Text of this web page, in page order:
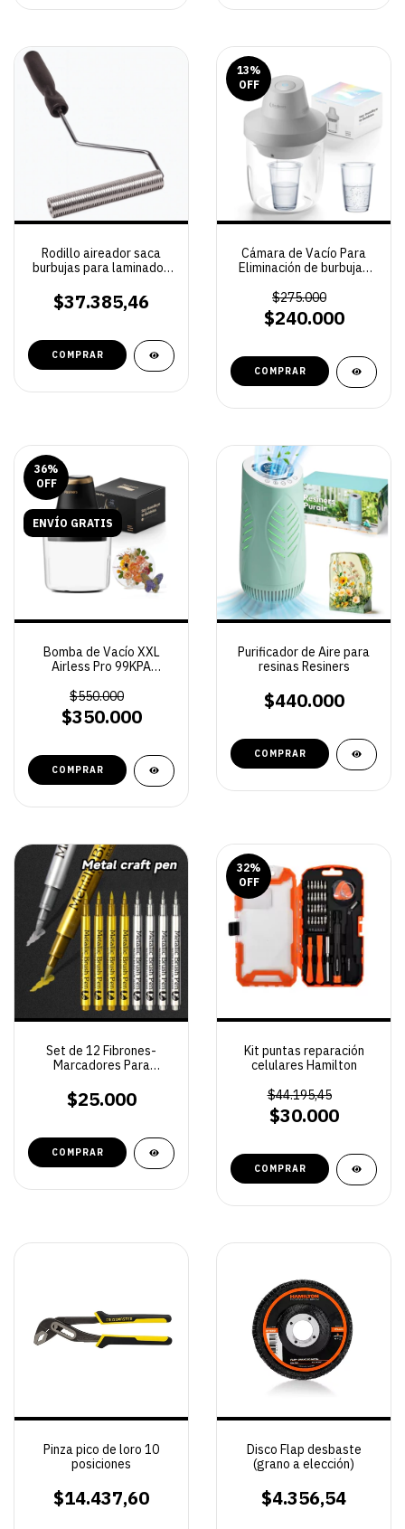
Rodillo aireador saca
burbujas para laminados
$37.385,46
COMPRAR
13%
OFF
Cámara de Vacío Para
Eliminación de burbujas
$275.000
$240.000
36%
OFF
ENVÍO GRATIS
Bomba de Vacío XXL
Airless Pro 99KPA
$550.000
$350.000
Purificador de Aire para
resinas Resiners
$440.000
Set de 12 Fibrones-
Marcadores Para
$25.000
32%
OFF
Kit puntas reparación
celulares Hamilton
$44.195,45
$30.000
Pinza pico de loro 10
posiciones
$14.437,60
Disco Flap desbaste
(grano a elección)
$4.356,54